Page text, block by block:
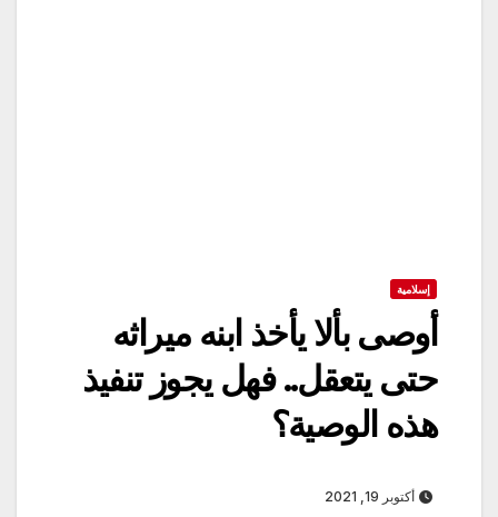
إسلامية
أوصى بألا يأخذ ابنه ميراثه
حتى يتعقل.. فهل يجوز تنفيذ
هذه الوصية؟
أكتوبر 19, 2021